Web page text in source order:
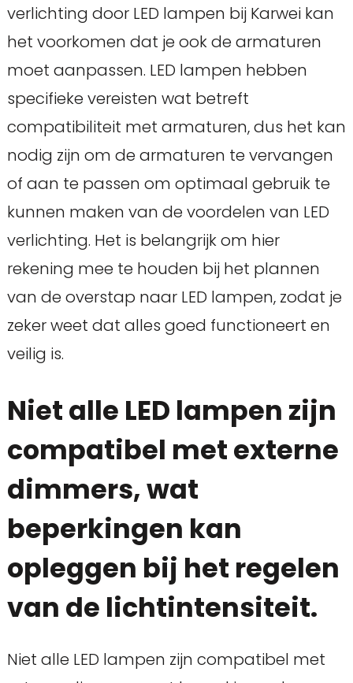
verlichting door LED lampen bij Karwei kan
het voorkomen dat je ook de armaturen
moet aanpassen. LED lampen hebben
specifieke vereisten wat betreft
compatibiliteit met armaturen, dus het kan
nodig zijn om de armaturen te vervangen
of aan te passen om optimaal gebruik te
kunnen maken van de voordelen van LED
verlichting. Het is belangrijk om hier
rekening mee te houden bij het plannen
van de overstap naar LED lampen, zodat je
zeker weet dat alles goed functioneert en
veilig is.
Niet alle LED lampen zijn
compatibel met externe
dimmers, wat
beperkingen kan
opleggen bij het regelen
van de lichtintensiteit.
Niet alle LED lampen zijn compatibel met